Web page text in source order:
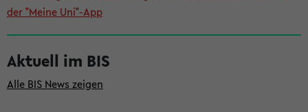
e
der "Meine Uni"-App
Aktuell im BIS
Alle BIS News zeigen